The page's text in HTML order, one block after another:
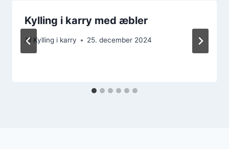
Kylling i karry med æbler
Af Kylling i karry 25. december 2024